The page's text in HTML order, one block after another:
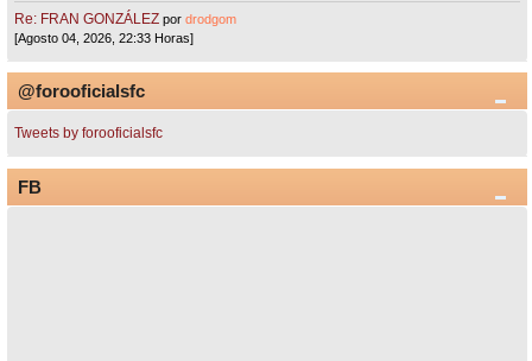
Re: FRAN GONZÁLEZ pordrodgom
[Agosto 04, 2026, 22:33 Horas]
@forooficialsfc
Tweets by forooficialsfc
FB